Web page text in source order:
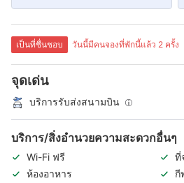
เป็นที่ชื่นชอบ วันนี้มีคนจองที่พักนี้แล้ว 2 ครั้ง
จุดเด่น
บริการรับส่งสนามบิน
บริการ/สิ่งอำนวยความสะดวกอื่นๆ
Wi-Fi ฟรี
ที่
ห้องอาหาร
กี